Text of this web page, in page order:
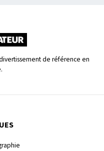
de référence en